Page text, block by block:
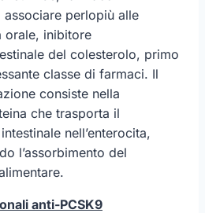
perlopiù alle
orale, inibitore
del colesterolo, primo
classe di farmaci. Il
consiste nella
che trasporta il
nell’enterocita,
l’assorbimento del
anti-PCSK9